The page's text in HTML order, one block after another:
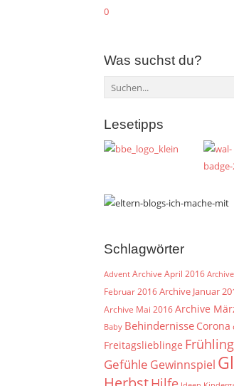
Was suchst du?
Lesetipps
Schlagwörter
Advent Archive April 2016
Februar 2016Archive Januar
Archive Mai 2016Archive
Baby Behindernisse Corona
Freitagslieblinge Frühling
Gefühle Gewinnspiel